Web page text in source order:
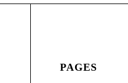
PAGES